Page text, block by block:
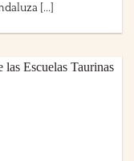
[...]